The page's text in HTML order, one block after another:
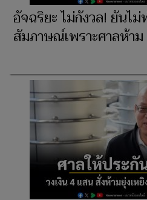
อัจฉริยะ ไม่กังวล! ยันไ
สัมภาษณ์เพราะศาลห้าม